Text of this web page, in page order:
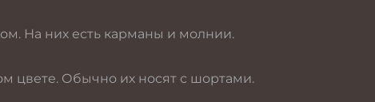
На них есть карманы и молнии.
цвете. Обычно их носят с шортами.